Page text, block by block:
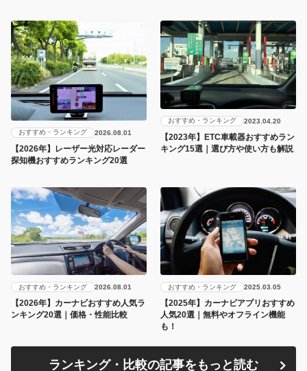
おすすめ・ランキング 2026.08.01
【2026年】レーザー光対応レーダー
探知機おすすめランキング20選
おすすめ・ランキング 2023.04.20
【2023年】ETC車載器おすすめラン
キング15選｜選び方や使い方も解説
おすすめ・ランキング 2026.08.01
【2026年】カーナビおすすめ人気ラ
ンキング20選｜価格・性能比較
おすすめ・ランキング 2025.03.05
【2025年】カーナビアプリおすすめ
人気20選｜無料やオフライン機能
も！
ランキング・比較の記事をもっと読む